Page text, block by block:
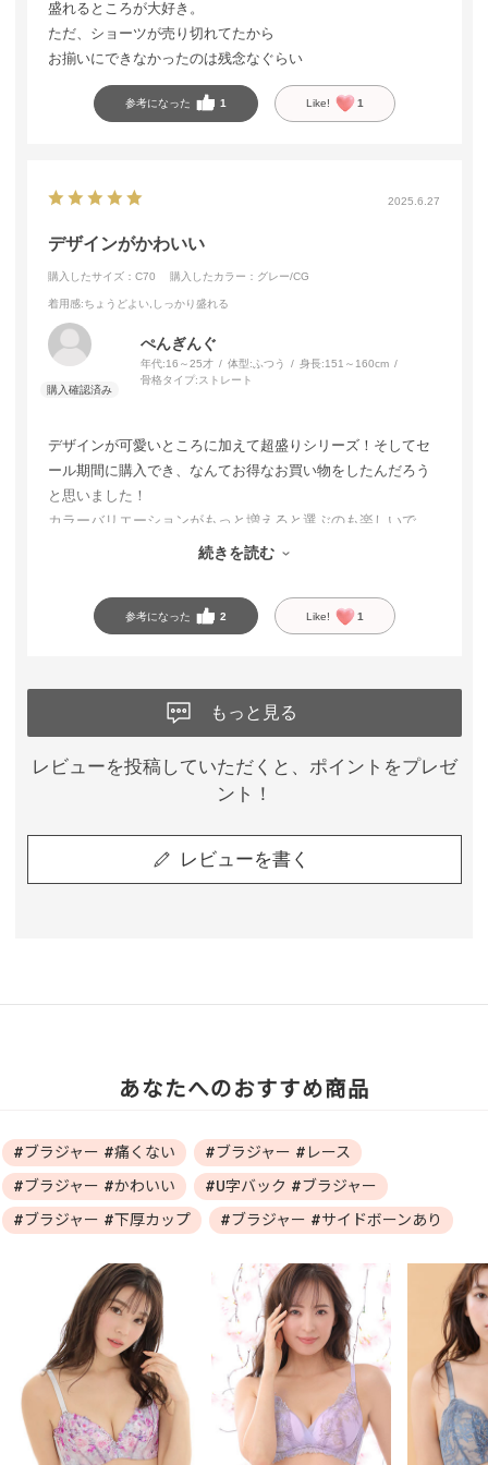
盛れるところが大好き。
ただ、ショーツが売り切れてたから
お揃いにできなかったのは残念なぐらい
参考になった 1 Like! 1
2025.6.27
デザインがかわいい
購入したサイズ：C70 購入したカラー：グレー/CG
着用感:ちょうどよい,しっかり盛れる
ぺんぎんぐ
年代:16～25才 体型:ふつう 身長:151～160cm
骨格タイプ:ストレート
デザインが可愛いところに加えて超盛りシリーズ！そしてセ
ール期間に購入でき、なんてお得なお買い物をしたんだろう
と思いました！
カラーバリエーションがもっと増えると選ぶのも楽しいで
す。何よりラメが入っていてオシャレでテンションがあがり
続きを読む
参考になった 2 Like! 1
もっと見る
レビューを投稿していただくと、ポイントをプレゼ
ント！
レビューを書く
あなたへのおすすめ商品
#ブラジャー #痛くない
#ブラジャー #レース
#ブラジャー #かわいい
#U字バック #ブラジャー
#ブラジャー #下厚カップ
#ブラジャー #サイドボーンあり